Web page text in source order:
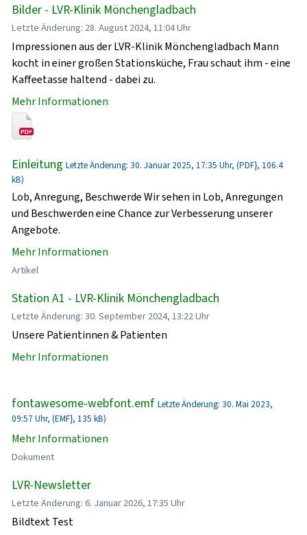
Bilder - LVR-Klinik Mönchengladbach
Letzte Änderung: 28. August 2024, 11:04 Uhr
Impressionen aus der LVR-Klinik Mönchengladbach Mann
kocht in einer großen Stationsküche, Frau schaut ihm - eine
Kaffeetasse haltend - dabei zu.
Mehr Informationen
Einleitung Letzte Änderung: 30. Januar 2025, 17:35 Uhr, (PDF}, 106.4
kB)
Lob, Anregung, Beschwerde Wir sehen in Lob, Anregungen
und Beschwerden eine Chance zur Verbesserung unserer
Angebote.
Mehr Informationen
Artikel
Station A1 - LVR-Klinik Mönchengladbach
Letzte Änderung: 30. September 2024, 13:22 Uhr
Unsere Patientinnen & Patienten
Mehr Informationen
fontawesome-webfont.emf Letzte Änderung: 30. Mai 2023,
09:57 Uhr, (EMF}, 135 kB)
Mehr Informationen
Dokument
LVR-Newsletter
Letzte Änderung: 6. Januar 2026, 17:35 Uhr
Bildtext Test